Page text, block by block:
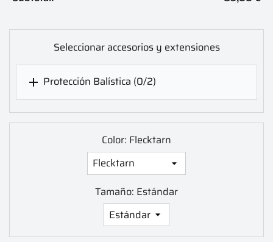
Seleccionar accesorios y extensiones
 Protección Balística (0/2)
Color: Flecktarn
Tamaño: Estándar